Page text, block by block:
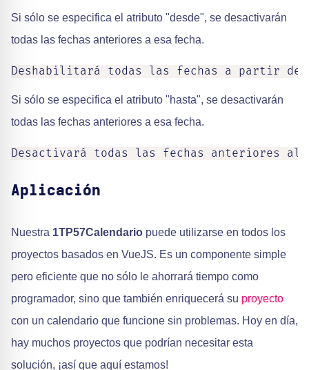
Si sólo se especifica el atributo "desde", se desactivarán
todas las fechas anteriores a esa fecha.
Deshabilitará todas las fechas a partir
Si sólo se especifica el atributo "hasta", se desactivarán
todas las fechas anteriores a esa fecha.
Desactivará todas las fechas anteriores al
Aplicación
Nuestra 1TP57Calendario puede utilizarse en todos los
proyectos basados en VueJS. Es un componente simple
pero eficiente que no sólo le ahorrará tiempo como
programador, sino que también enriquecerá su proyecto
con un calendario que funcione sin problemas. Hoy en día,
hay muchos proyectos que podrían necesitar esta
solución, ¡así que aquí estamos!